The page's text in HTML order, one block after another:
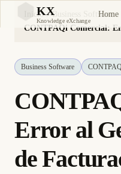
KX
Knowledge eXchange
Home
Inicio
Business Software
Business Software
Error al
de